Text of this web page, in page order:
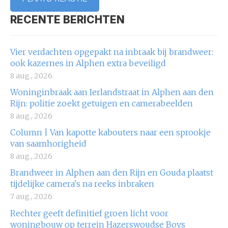
RECENTE BERICHTEN
Vier verdachten opgepakt na inbraak bij brandweer:
ook kazernes in Alphen extra beveiligd
8 aug., 2026
Woninginbraak aan Ierlandstraat in Alphen aan den
Rijn: politie zoekt getuigen en camerabeelden
8 aug., 2026
Column | Van kapotte kabouters naar een sprookje
van saamhorigheid
8 aug., 2026
Brandweer in Alphen aan den Rijn en Gouda plaatst
tijdelijke camera's na reeks inbraken
7 aug., 2026
Rechter geeft definitief groen licht voor
woningbouw op terrein Hazerswoudse Boys